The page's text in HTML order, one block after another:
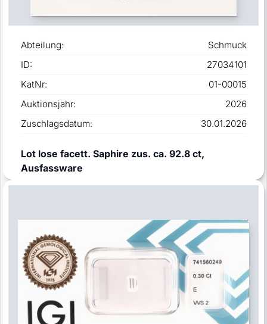
Abteilung:
Schmuck
ID:
27034101
KatNr:
01-00015
Auktionsjahr:
2026
Zuschlagsdatum:
30.01.2026
Lot lose facett. Saphire zus. ca. 92.8 ct,
Ausfassware